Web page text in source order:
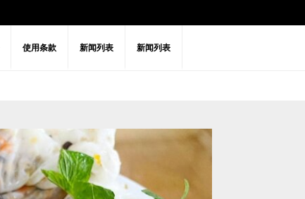
使用条款 新闻列表 新闻列表
自然